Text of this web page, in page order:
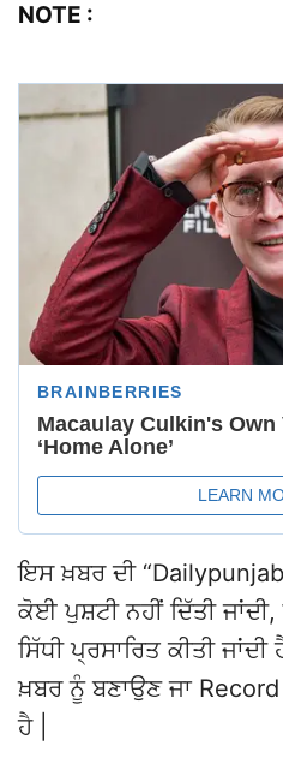
NOTE :
ਇਸ ਖ਼ਬਰ ਦੀ
ਕੋਈ ਪੁਸ਼ਟੀ ਨਹੀਂ ਦਿੱਤੀ
ਸਿੱਧੀ ਪ੍ਰਸਾਰਿਤ ਕੀਤੀ
ਖ਼ਬਰ ਨੂੰ ਬਣਾਉਣ ਜਾ
ਹੈ |